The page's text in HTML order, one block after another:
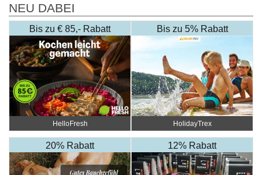
NEU DABEI
Bis zu € 85,- Rabatt
HelloFresh
Bis zu 5% Rabatt
HolidayTrex
20% Rabatt 12% Rabatt